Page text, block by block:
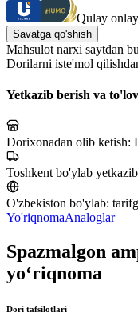
Qulay
Savatga qo'shish
Mahsulot narxi saytdan
Dorilarni iste'mol
Yetkazib berish va to'lov
Dorixonadan olib ketish:
Toshkent bo'ylab
O'zbekiston bo'ylab:
Yo'riqnomaAnaloglar
Spazmalgon
yo‘riqnoma
Dori tafsilotlari